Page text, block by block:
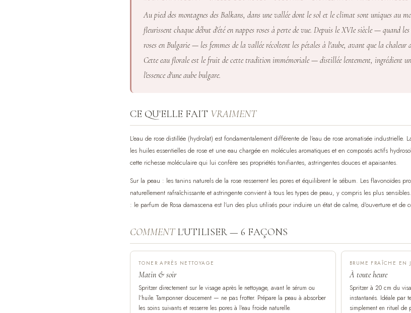
Au pied des montagnes des Balkans, dans une vallée dont le sol et le climat sont uniques au
fleurissent chaque début d'été en nappes roses à perte de vue. Depuis le XVIe siècle — quand
roses en Bulgarie — les femmes de la vallée récoltent les pétales à l'aube, avant que la chaleur
Cette eau florale est le fruit de cette tradition immémoriale — distillée lentement, ingrédient
l'essence d'une aube bulgare.
CE QU'ELLE FAIT VRAIMENT
L'eau de rose distillée (hydrolat) est fondamentalement différente de l'eau de rose aromatisée industrielle.
les huiles essentielles de rose et une eau chargée en molécules aromatiques et en composés actifs
cette richesse moléculaire qui lui confère ses propriétés tonifiantes, astringentes douces et apaisantes.
Sur la peau : les tanins naturels de la rose resserrent les pores et équilibrent le sébum. Les flavonoïdes
naturellement rafraîchissante et astringente convient à tous les types de peau, y compris les plus
: le parfum de Rosa damascena est l'un des plus utilisés pour induire un état de calme, d'ouverture et de
COMMENTL'UTILISER — 6 FAÇONS
TONER APRÈS NETTOYAGE
Matin & soir
Spritzer directement sur le visage après le nettoyage, avant le sérum ou
l'huile. Tamponner doucement — ne pas frotter. Prépare la peau à absorber
les soins suivants et resserre les pores à l'eau froide naturelle.
BRUME FRAÎCHE EN
À toute heure
Spritzer à 20 cm du
instantanés. Idéale par
simplement en rituel de